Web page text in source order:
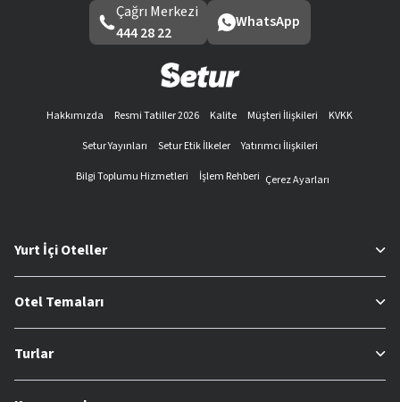
Çağrı Merkezi
444 28 22
WhatsApp
Hakkımızda Resmi Tatiller 2026 Kalite Müşteri İlişkileri
KVKK
Setur Yayınları
Setur Etik İlkeler
Yatırımcı İlişkileri
Bilgi Toplumu Hizmetleri
İşlem Rehberi Çerez Ayarları
Yurt İçi Oteller
Otel Temaları
Turlar